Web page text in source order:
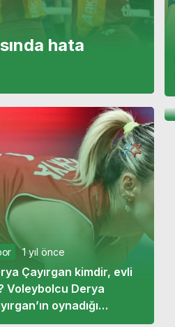
hata
1 yıl önce
Çayırgan kimdir, evli
Voleybolcu Derya
oynadığı
1 yıl önce